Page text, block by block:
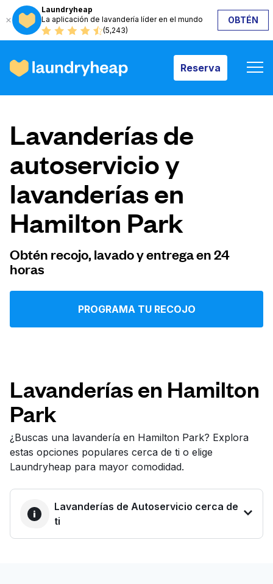
Laundryheap
La aplicación de lavandería líder en el mundo
(5,243)
OBTÉN
Reserva
Reserva
Cómo funciona
Precios y servicios
Quiénes somos
Iniciar sesión
Síguenos en
Lavanderías de
autoservicio y
lavanderías en
Hamilton Park
Obtén recojo, lavado y entrega en 24
horas
PROGRAMA TU RECOJO
Lavanderías en Hamilton
Park
¿Buscas una lavandería en Hamilton Park? Explora
estas opciones populares cerca de ti o elige
Laundryheap para mayor comodidad.
Lavanderías de Autoservicio cerca de
ti